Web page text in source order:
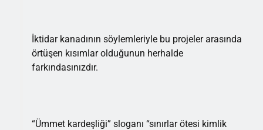
İktidar kanadının söylemleriyle bu projeler arasında
örtüşen kısımlar olduğunun herhalde
farkındasınızdır.
“Ümmet kardeşliği” sloganı “sınırlar ötesi kimlik